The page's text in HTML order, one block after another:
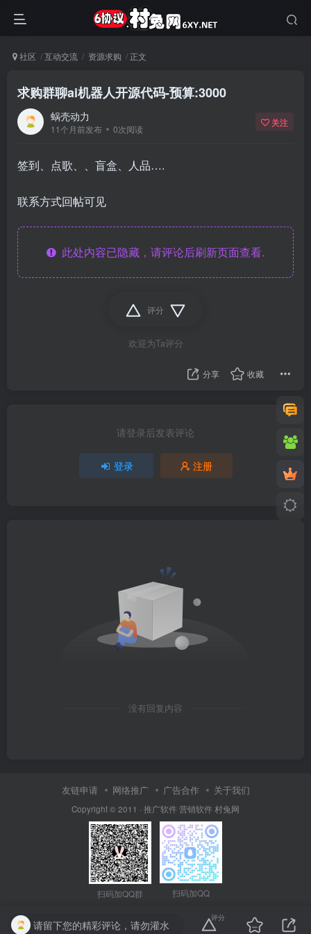
社区 互动交流 资源求购 正文
求购群聊ai机器人开源代码-预算:3000
蜗壳动力
11个月前发布 0次阅读
关注
签到、点歌、、盲盒、人品….
联系方式回帖可见
此处内容已隐藏，请评论后刷新页面查看.
评分
欢迎为Ta评分
分享 收藏
请登录后发表评论
登录 注册
没有回复内容
友链申请 网络推广 广告合作 关于我们
Copyright © 2011 · 推广软件营销软件村兔网
扫码加QQ群 扫码加QQ
请留下您的精彩评论，请勿灌水
评分